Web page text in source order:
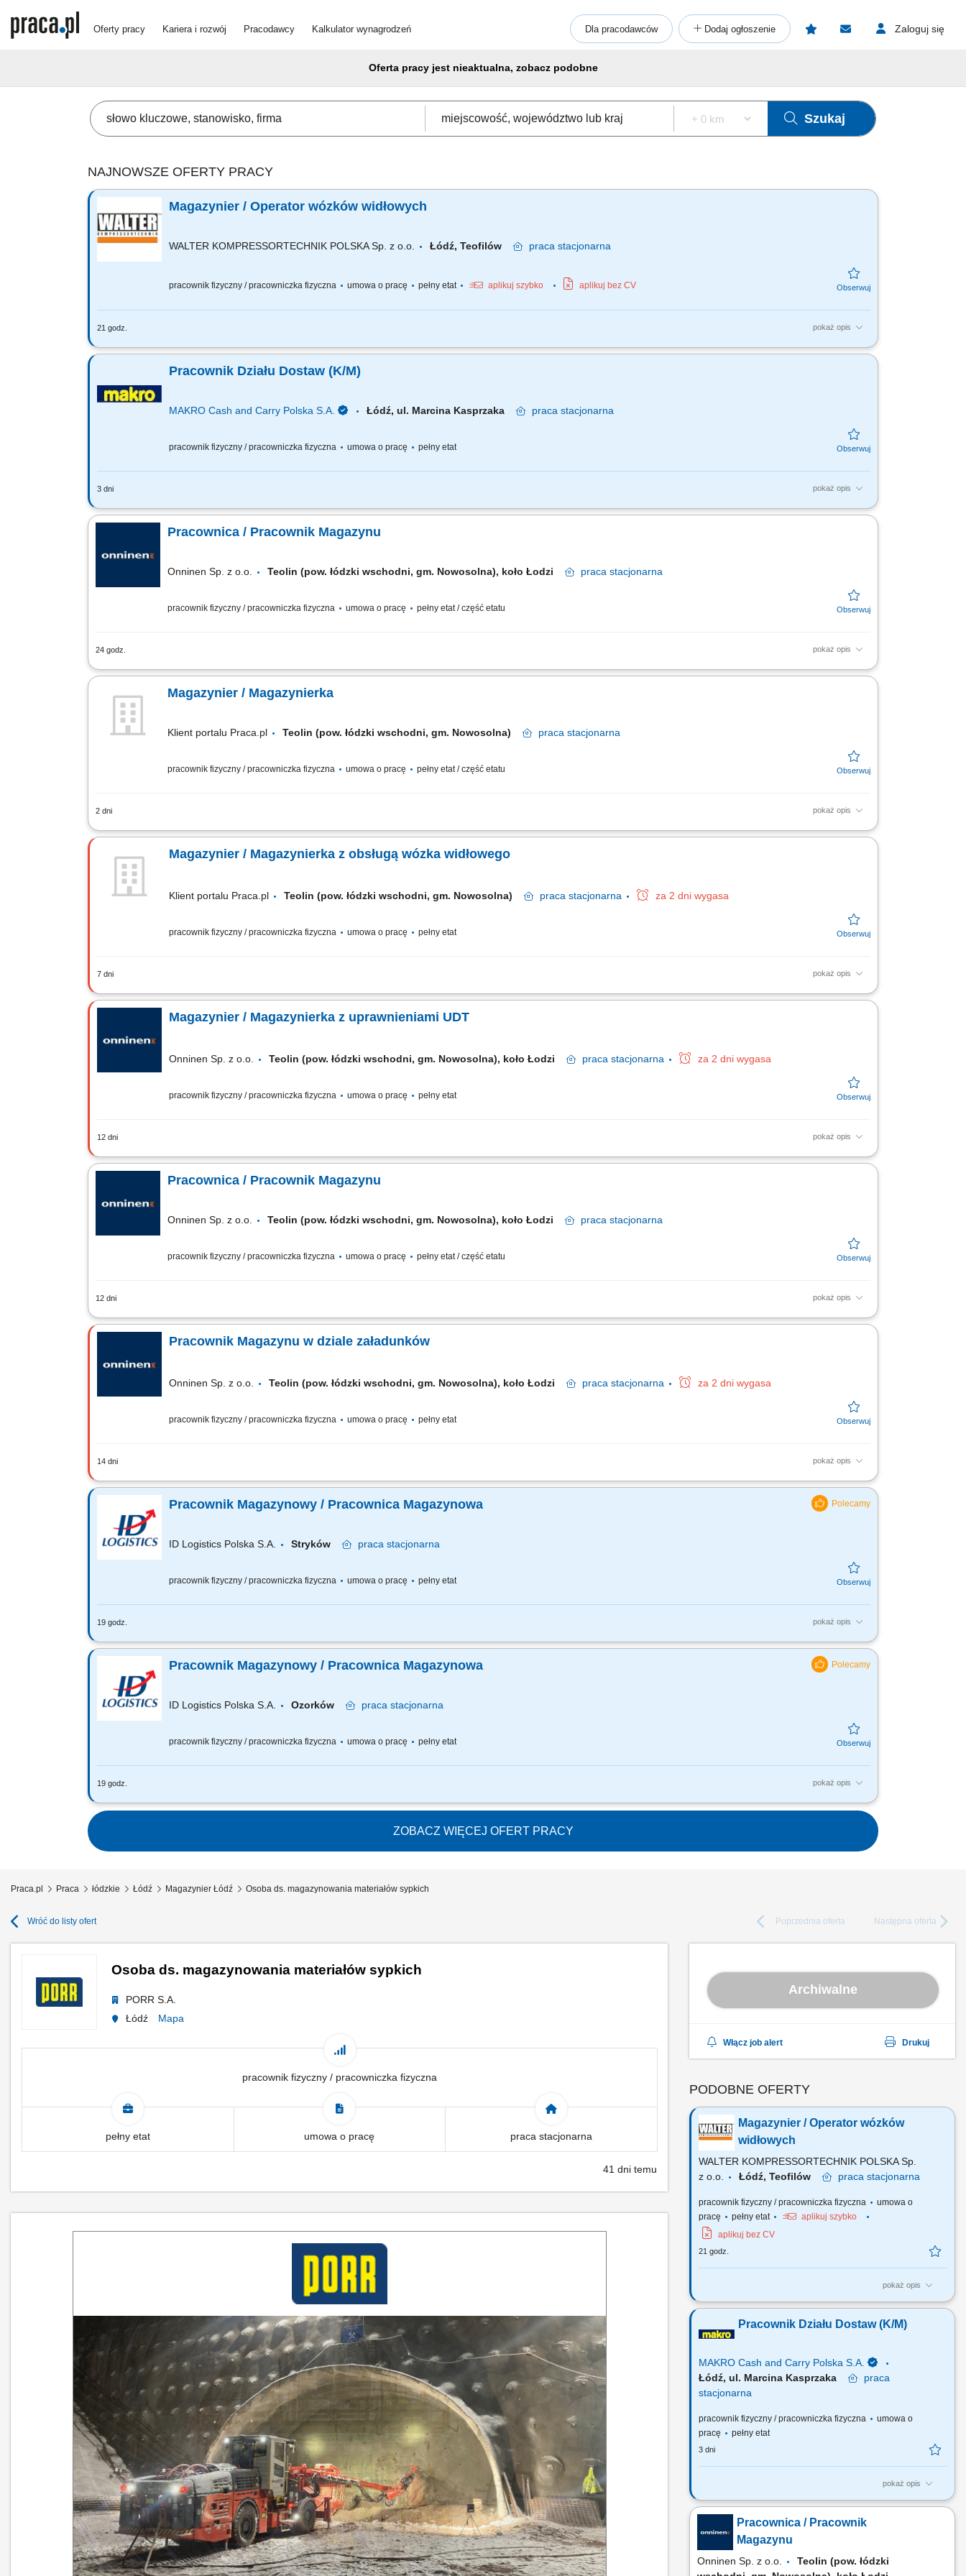
Oferty pracy Kariera i rozwój Pracodawcy Kalkulator wynagrodzeń Dla pracodawców Dodaj ogłoszenie Zaloguj się
Oferta pracy jest nieaktualna, zobacz podobne
Szukaj
NAJNOWSZE OFERTY PRACY
Magazynier / Operator wózków widłowych
WALTER KOMPRESSORTECHNIK POLSKA Sp. z o.o. Łódź, Teofilów praca stacjonarna
pracownik fizyczny / pracowniczka fizyczna umowa o pracę pełny etat aplikuj szybko aplikuj bez CV
21 godz. pokaż opis
Opis stanowiska: Odpowiedzialność za zadania operacyjne w magazynie: rozładunek, przyjęcie towaru do magazynu, kompletacja zamówień, załadunek towaru;
Pracownik Działu Dostaw (K/M)
MAKRO Cash and Carry Polska S.A. Łódź, ul. Marcina Kasprzaka praca stacjonarna
pracownik fizyczny / pracowniczka fizyczna umowa o pracę pełny etat
3 dni pokaż opis
Do Twoich głównych zadań będzie należało: Kompletowanie towarów zgodnie z zamówieniami klientów. Dbanie o zgodność jakościową oraz ilościową towaru z
Pracownica / Pracownik Magazynu
Onninen Sp. z o.o. Teolin (pow. łódzki wschodni, gm. Nowosolna), koło Łodzi praca stacjonarna
pracownik fizyczny / pracowniczka fizyczna umowa o pracę pełny etat / część etatu
24 godz. pokaż opis
Zadania: Dbasz o sprawny obieg towaru w magazynie — dzięki Twojej pracy zamówienia klientów są realizowane na czas. Współpracujesz z zespołem przy zadaniach
Magazynier / Magazynierka
Klient portalu Praca.pl Teolin (pow. łódzki wschodni, gm. Nowosolna) praca stacjonarna
pracownik fizyczny / pracowniczka fizyczna umowa o pracę pełny etat / część etatu
2 dni pokaż opis
zapewnienie sprawnego przepływu towarów w magazynie i terminowej realizacji zamówień, kompletowanie oraz obsługa procesów magazynowych zgodnie z
Magazynier / Magazynierka z obsługą wózka widłowego
Klient portalu Praca.pl Teolin (pow. łódzki wschodni, gm. Nowosolna) praca stacjonarna za 2 dni wygasa
pracownik fizyczny / pracowniczka fizyczna umowa o pracę pełny etat
7 dni pokaż opis
Obsługa transportu wewnętrznego towarów (przyjęcia i wydania). Utrzymywanie porządku i realizacja procesów składowania według procedur. Dbałość o mienie firmy
Magazynier / Magazynierka z uprawnieniami UDT
Onninen Sp. z o.o. Teolin (pow. łódzki wschodni, gm. Nowosolna), koło Łodzi praca stacjonarna za 2 dni wygasa
pracownik fizyczny / pracowniczka fizyczna umowa o pracę pełny etat
12 dni pokaż opis
Zakres obowiązków Załadunek i rozładunek towarów zgodnie z procedurami magazynowymi; Obsługa wózka widłowego; Wykonywanie bieżących prac
Pracownica / Pracownik Magazynu
Onninen Sp. z o.o. Teolin (pow. łódzki wschodni, gm. Nowosolna), koło Łodzi praca stacjonarna
pracownik fizyczny / pracowniczka fizyczna umowa o pracę pełny etat / część etatu
12 dni pokaż opis
Twoje zadania: dbanie o sprawny przepływ towaru i terminową realizację zamówień; współpraca z zespołem przy bieżących operacjach magazynowych; obsługa
Pracownik Magazynu w dziale załadunków
Onninen Sp. z o.o. Teolin (pow. łódzki wschodni, gm. Nowosolna), koło Łodzi praca stacjonarna za 2 dni wygasa
pracownik fizyczny / pracowniczka fizyczna umowa o pracę pełny etat
14 dni pokaż opis
Zadania: Prawidłowe rozładunki i załadunki towarów w magazynie, Wykonywanie innych prac magazynowych zgodnie z przyjętymi procedurami, Dbałość o
Pracownik Magazynowy / Pracownica Magazynowa
ID Logistics Polska S.A. Stryków praca stacjonarna
pracownik fizyczny / pracowniczka fizyczna umowa o pracę pełny etat
19 godz. pokaż opis
Twój zakres obowiązków sprawdzanie jakości asortymentu - odzież; pakowanie asortymentu; obsługa skanera oraz komputera (systemu magazynowego)
Pracownik Magazynowy / Pracownica Magazynowa
ID Logistics Polska S.A. Ozorków praca stacjonarna
pracownik fizyczny / pracowniczka fizyczna umowa o pracę pełny etat
19 godz. pokaż opis
Twój zakres obowiązków sprawdzanie jakości asortymentu - odzież; pakowanie asortymentu; obsługa skanera oraz komputera (systemu magazynowego)
ZOBACZ WIĘCEJ OFERT PRACY
Praca.pl Praca łódzkie Łódź Magazynier Łódź Osoba ds. magazynowania materiałów sypkich
Wróć do listy ofert Poprzednia oferta Następna oferta
Osoba ds. magazynowania materiałów sypkich
PORR S.A.
Łódź
Mapa
pracownik fizyczny / pracowniczka fizyczna
pełny etat umowa o pracę praca stacjonarna
41 dni temu
Archiwalne
Włącz job alert Drukuj
PODOBNE OFERTY
Magazynier / Operator wózków
widłowych
WALTER KOMPRESSORTECHNIK POLSKA Sp.
z o.o.
Łódź, Teofilów praca stacjonarna
pracownik fizyczny / pracowniczka fizyczna
umowa o
pracę
pełny etat
aplikuj szybko
aplikuj bez CV
21 godz.
pokaż opis
Opis stanowiska: Odpowiedzialność za zadania operacyjne w
kompletacja zamówień, załadunek towaru; Kontrolowanie
dostaw, prawidłowe rozmieszczanie produktów w Magazynie
kontrolnych...
Pracownik Działu Dostaw (K/M)
MAKRO Cash and Carry Polska S.A.
Łódź, ul. Marcina Kasprzaka
praca
stacjonarna
pracownik fizyczny / pracowniczka fizyczna
umowa o
pracę
pełny etat
3 dni
pokaż opis
Do Twoich głównych zadań będzie należało: Kompletowanie
towarów zgodnie z zamówieniami klientów. Dbanie o
zgodność jakościową oraz ilościową towaru z zamówieniem.
Odpowiednie pakowanie towarów. Stosowanie się do
wymagań firmy w zakresie bezpieczeństwa i higieny pracy.
Pracownica / Pracownik
Magazynu
Onninen Sp. z o.o.
Teolin (pow. łódzki